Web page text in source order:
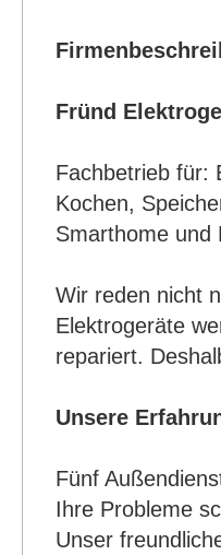
Fründ
Fachbetrieb für:
Kochen,
Smarthome und
Wir reden nicht
Elektrogeräte
repariert.
Unsere
Fünf
Ihre Probleme
Unser